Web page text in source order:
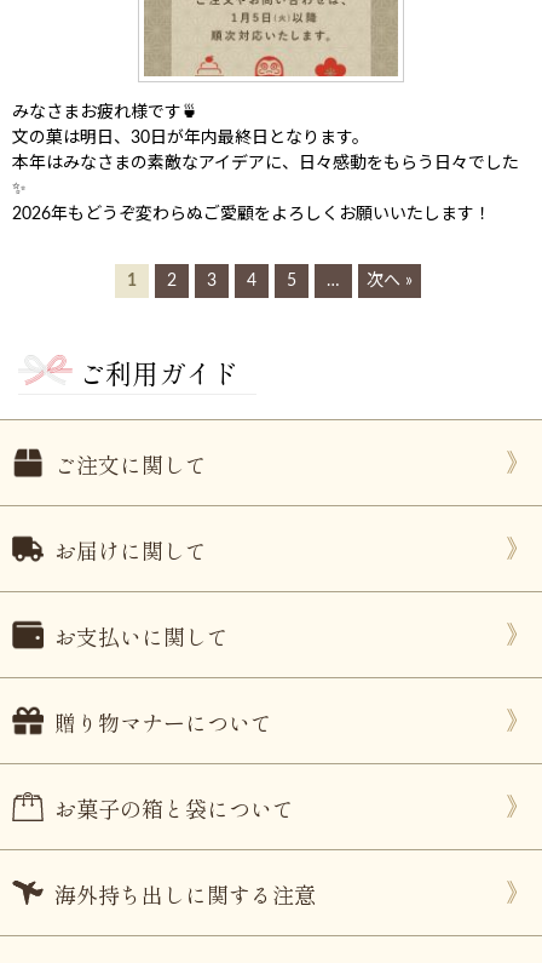
みなさまお疲れ様です🍵
文の菓は明日、30日が年内最終日となります。
本年はみなさまの素敵なアイデアに、日々感動をもらう日々でした
✨
2026年もどうぞ変わらぬご愛顧をよろしくお願いいたします！
1 2 3 4 5 … 次へ »
ご利用ガイド
ご注文に関して
お届けに関して
お支払いに関して
贈り物マナーについて
お菓子の箱と袋について
海外持ち出しに関する注意